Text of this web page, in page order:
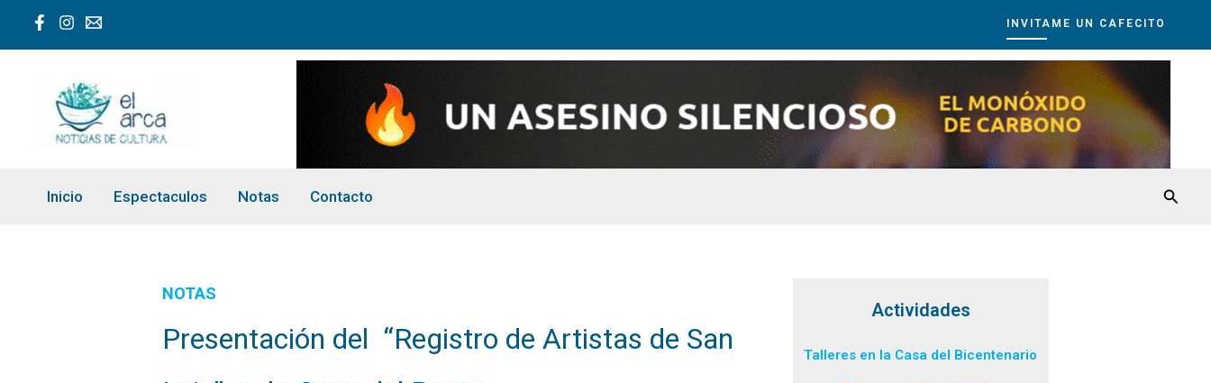
INVITAME UN CAFECITO
Inicio Espectaculos Notas Contacto
NOTAS
Presentación del “Registro de Artistas de San
Actividades
Talleres en la Casa del Bicentenario